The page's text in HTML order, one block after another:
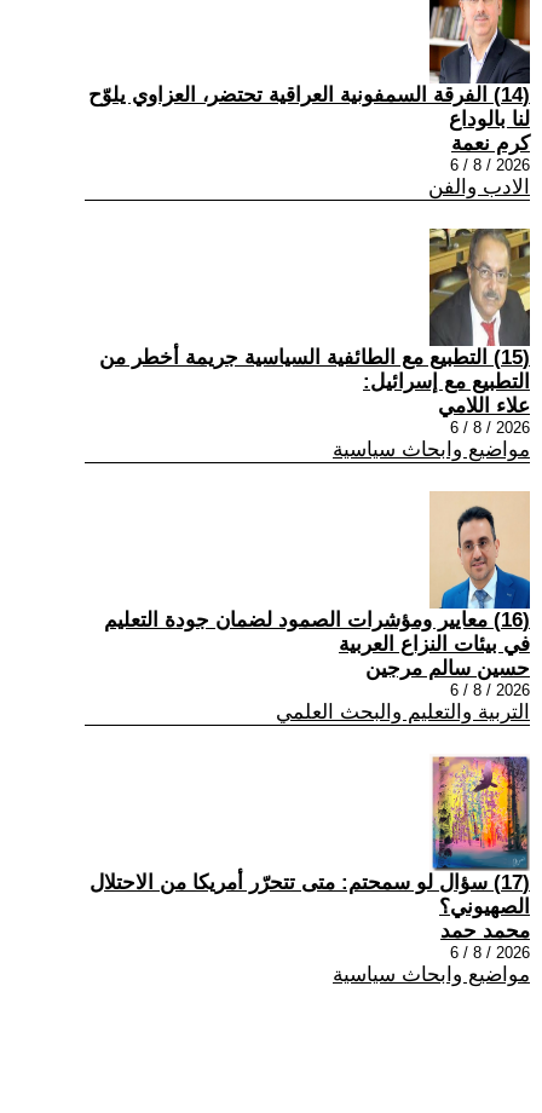
(14) الفرقة السمفونية العراقية تحتضر، العزاوي يلوّح
لنا بالوداع
كرم نعمة
2026 / 8 / 6
الادب والفن
(15) التطبيع مع الطائفية السياسية جريمة أخطر من
التطبيع مع إسرائيل:
علاء اللامي
2026 / 8 / 6
مواضيع وابحاث سياسية
(16) معايير ومؤشرات الصمود لضمان جودة التعليم
في بيئات النزاع العربية
حسين سالم مرجين
2026 / 8 / 6
التربية والتعليم والبحث العلمي
(17) سؤال لو سمحتم: متى تتحرّر أمريكا من الاحتلال
الصهيوني؟
محمد حمد
2026 / 8 / 6
مواضيع وابحاث سياسية